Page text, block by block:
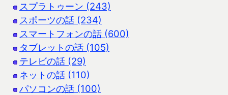
スプラトゥーン (243)
スポーツの話 (234)
スマートフォンの話 (600)
タブレットの話 (105)
テレビの話 (29)
ネットの話 (110)
パソコンの話 (100)